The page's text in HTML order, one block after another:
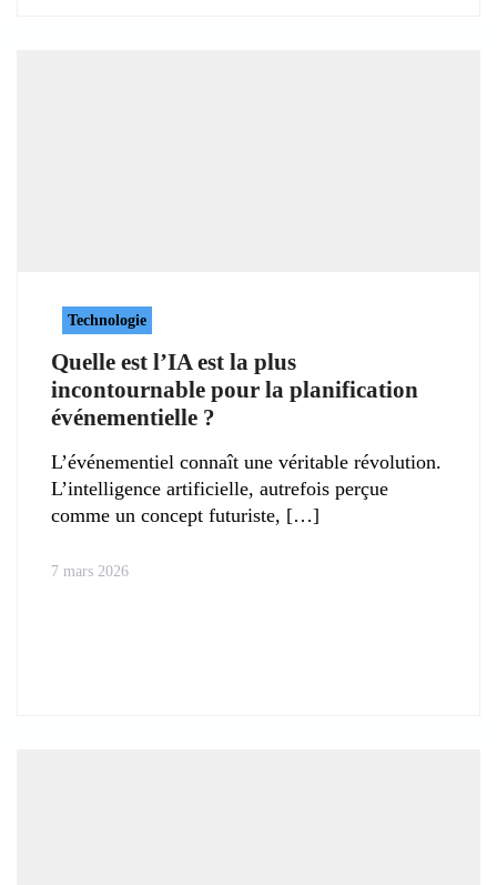
Technologie
Quelle est l’IA est la plus
incontournable pour la planification
événementielle ?
L’événementiel connaît une véritable révolution.
L’intelligence artificielle, autrefois perçue
comme un concept futuriste,
7 mars 2026